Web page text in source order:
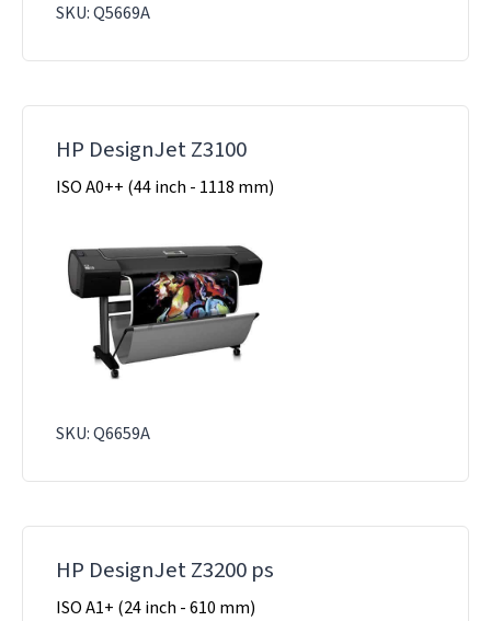
SKU: Q5669A
HP DesignJet Z3100
ISO A0++ (44 inch - 1118 mm)
SKU: Q6659A
HP DesignJet Z3200 ps
ISO A1+ (24 inch - 610 mm)